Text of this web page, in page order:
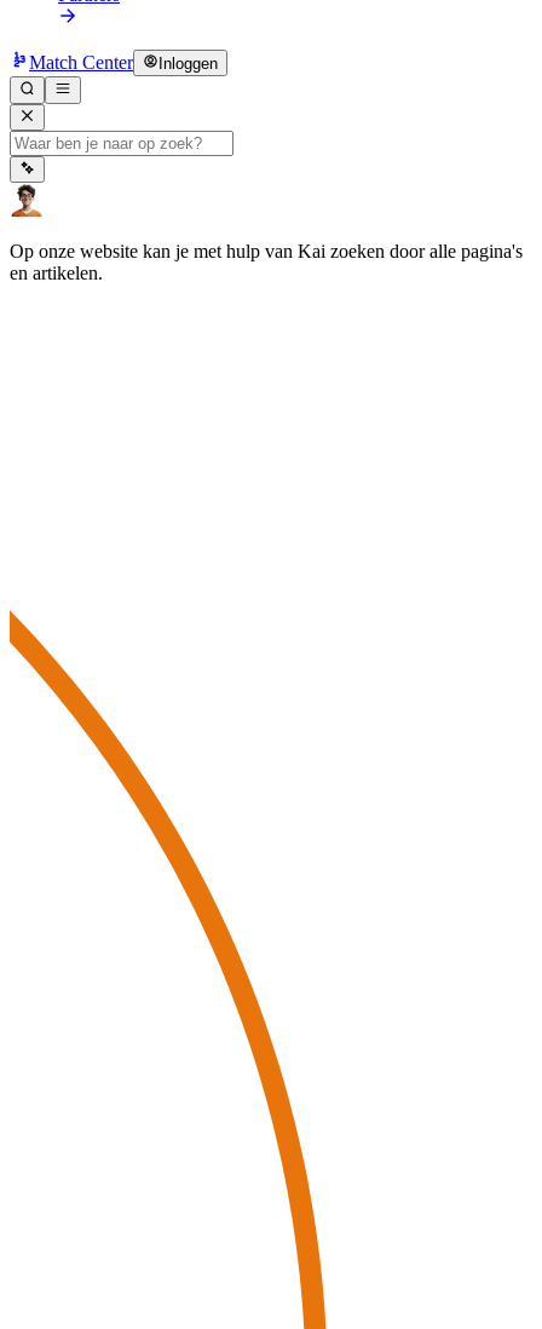
Match Center Inloggen
Op onze website kan je met hulp van Kai zoeken door alle pagina's
en artikelen.